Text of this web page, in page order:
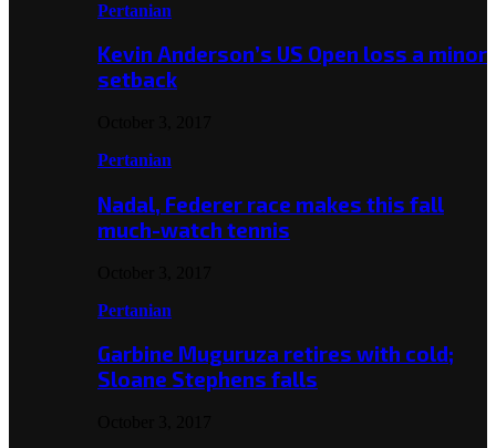
Pertanian
Kevin Anderson’s US Open loss a minor
setback
Pertanian
Nadal, Federer race makes this fall
much-watch tennis
Pertanian
Garbine Muguruza retires with cold;
Sloane Stephens falls